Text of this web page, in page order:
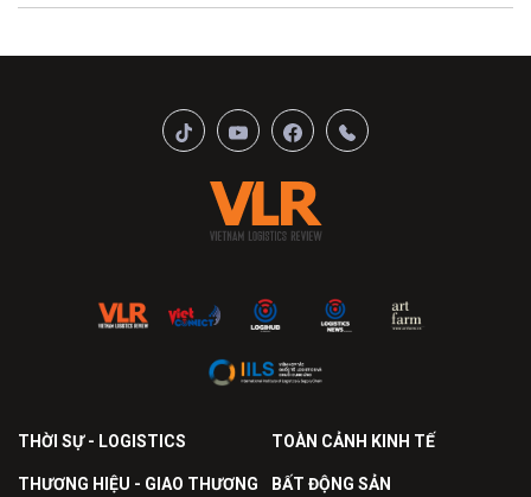
THỜI SỰ - LOGISTICS TOÀN CẢNH KINH TẾ
THƯƠNG HIỆU - GIAO THƯƠNG BẤT ĐỘNG SẢN